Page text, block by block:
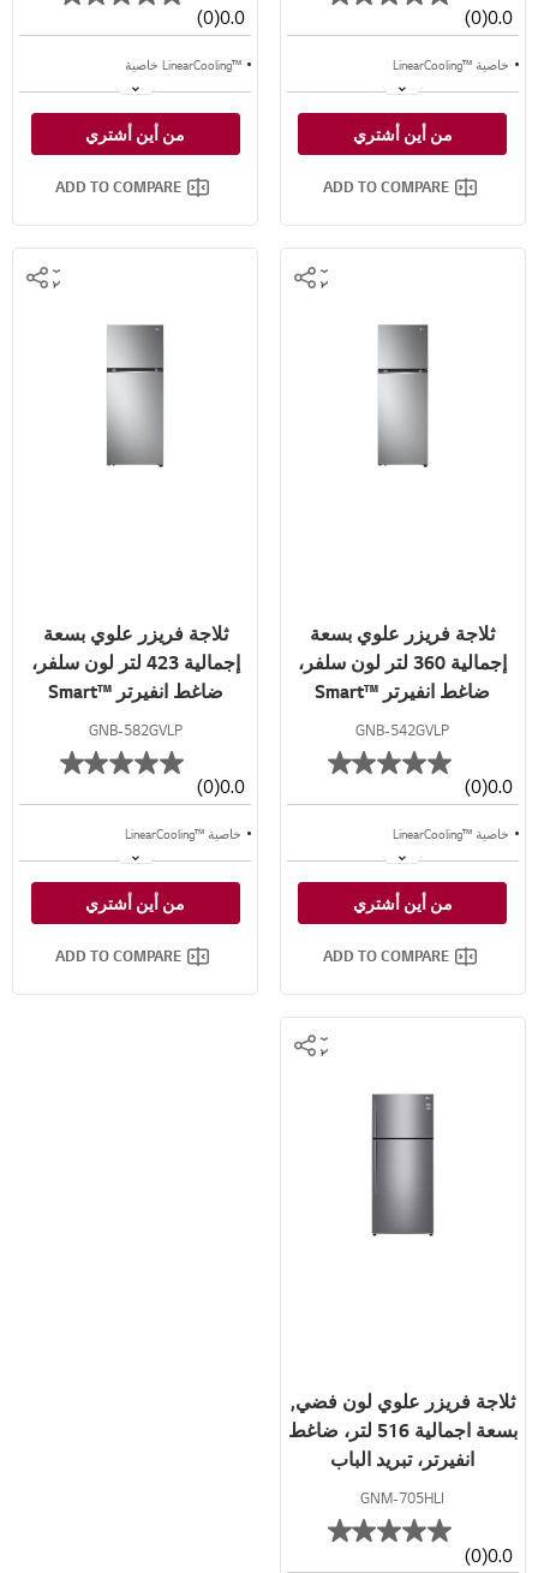
0.0
(0)
خاصية ™LinearCooling
تدفق متعدد للهواء
من أين أشتري
ADD TO COMPARE
0.0
(0)
™LinearCooling خاصية
تدفق متعدد للهواء
من أين أشتري
ADD TO COMPARE
ثلاجة فريزر علوي بسعة
إجمالية 360 لتر لون سلفر،
ضاغط انفيرتر ™Smart
Inverter
GNB-542GVLP
0.0
(0)
خاصية ™LinearCooling
تدفق متعدد للهواء
من أين أشتري
ADD TO COMPARE
ثلاجة فريزر علوي بسعة
إجمالية 423 لتر لون سلفر،
ضاغط انفيرتر ™Smart
Inverter
GNB-582GVLP
0.0
(0)
خاصية ™LinearCooling
تدفق متعدد للهواء
من أين أشتري
ADD TO COMPARE
ثلاجة فريزر علوي لون فضي,
بسعة اجمالية 516 لتر، ضاغط
انفيرتر، تبريد الباب
GNM-705HLI
0.0
(0)